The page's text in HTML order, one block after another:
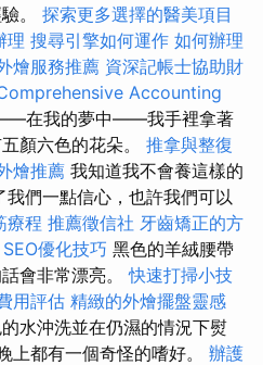
。 探索更多選擇的醫美項目
理 搜尋引擎如何運作 如何辦理
燴服務推薦 資深記帳士協助財
Accounting
在我的夢中——我手裡拿著
顏六色的花朵。 推拿與整復
燴推薦 我知道我不會養這樣的
們一點信心，也許我們可以
療程 推薦徵信社 牙齒矯正的方
優化技巧 黑色的羊絨腰帶
會非常漂亮。快速打掃小技
用評估 精緻的外燴擺盤靈感
水沖洗並在仍濕的情況下熨
上都有一個奇怪的嗜好。 辦護